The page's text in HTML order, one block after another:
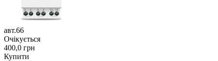
авт.66
Очікується
400,0 грн
Купити